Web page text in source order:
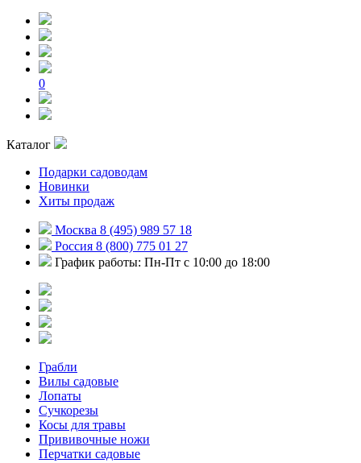
0
Каталог
Подарки садоводам
Новинки
Хиты продаж
Москва 8 (495) 989 57 18
Россия 8 (800) 775 01 27
График работы: Пн-Пт с 10:00 до 18:00
Грабли
Вилы садовые
Лопаты
Сучкорезы
Косы для травы
Прививочные ножи
Перчатки садовые